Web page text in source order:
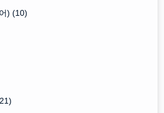
)(10)